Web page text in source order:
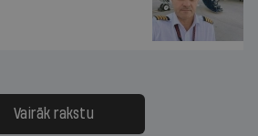
Vairāk rakstu